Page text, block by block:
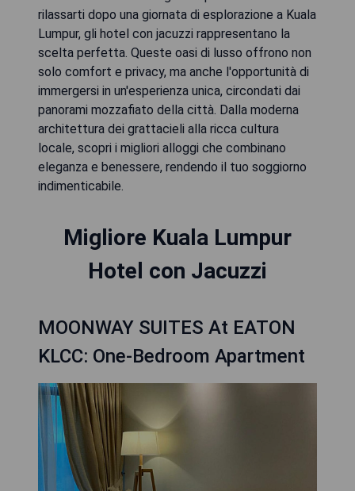
rilassarti dopo una giornata di esplorazione a Kuala
Lumpur, gli hotel con jacuzzi rappresentano la
scelta perfetta. Queste oasi di lusso offrono non
solo comfort e privacy, ma anche l'opportunità di
immergersi in un'esperienza unica, circondati dai
panorami mozzafiato della città. Dalla moderna
architettura dei grattacieli alla ricca cultura
locale, scopri i migliori alloggi che combinano
eleganza e benessere, rendendo il tuo soggiorno
indimenticabile.
Migliore Kuala Lumpur
Hotel con Jacuzzi
MOONWAY SUITES At EATON
KLCC: One-Bedroom Apartment